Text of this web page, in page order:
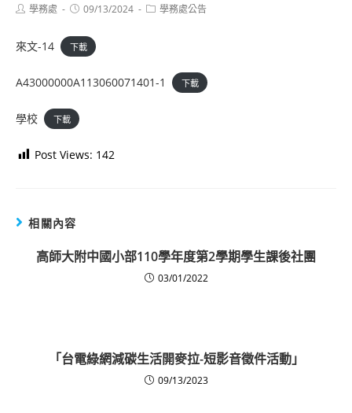
Post學務處
Post09/13/2024
Post學務處公告
來文-14 下載
A43000000A113060071401-1 下載
學校 下載
Post Views: 142
相關內容
高師大附中國小部110學年度第2學期學生課後社團
03/01/2022
「台電綠網減碳生活開麥拉-短影音徵件活動」
09/13/2023